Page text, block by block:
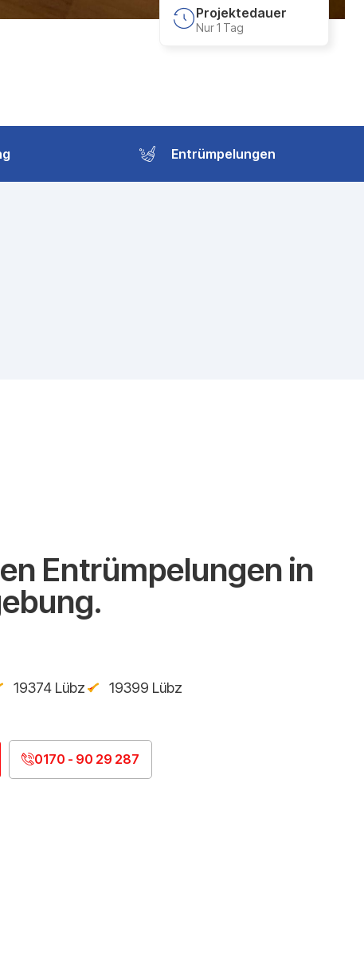
Projektedauer
Nur 1 Tag
Entrümpelungen
Entrümpelungen in
19374 Lübz
19399 Lübz
0170 - 90 29 287